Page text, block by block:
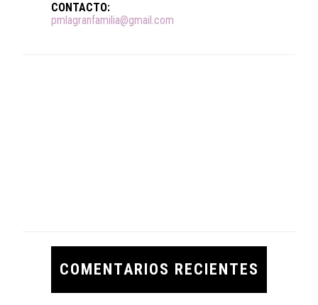
CONTACTO:
pmlagranfamilia@gmail.com
COMENTARIOS RECIENTES